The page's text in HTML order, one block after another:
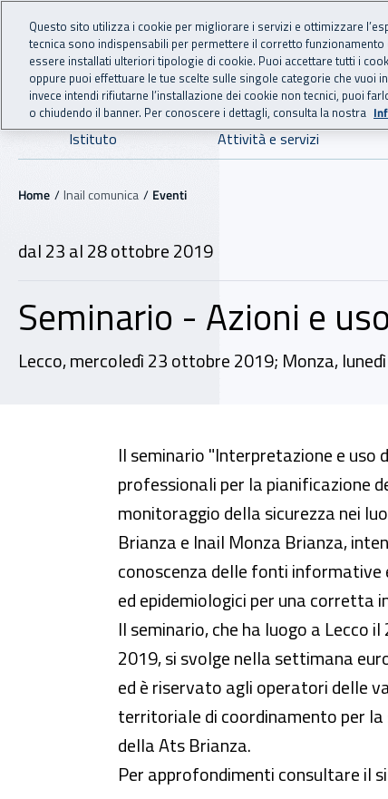
Vai al menu principale
Vai al contenuto principale
INAIL - Istituto
Navigazione principale
Istituto Attività e servizi
Navigazione - Ti trovi in:
Home Inail comunica Eventi
dal 23 al 28 ottobre 2019
Seminario - Azioni e
Lecco, mercoledì 23 ottobre 2019; Monza,
Seminario - Azioni e uso
Il seminario "Interpretazione e
professionali per la pianificazione
monitoraggio della sicurezza nei
Brianza e Inail Monza Brianza,
conoscenza delle fonti
ed epidemiologici per una corretta
Il seminario, che ha luogo a
2019, si svolge nella settimana
ed è riservato agli operatori delle
territoriale di coordinamento per
della Ats Brianza.
Per approfondimenti consultare il
Questo sito utilizza i cookie per migliorare i servizi e ottimizzare
tecnica sono indispensabili per permettere il corretto
essere installati ulteriori tipologie di cookie. Puoi accettare tutti i
oppure puoi effettuare le tue scelte sulle singole categorie che vuoi
invece intendi rifiutarne l’installazione dei cookie non tecnici, puoi
o chiudendo il banner. Per conoscere i dettagli, consulta la nostra